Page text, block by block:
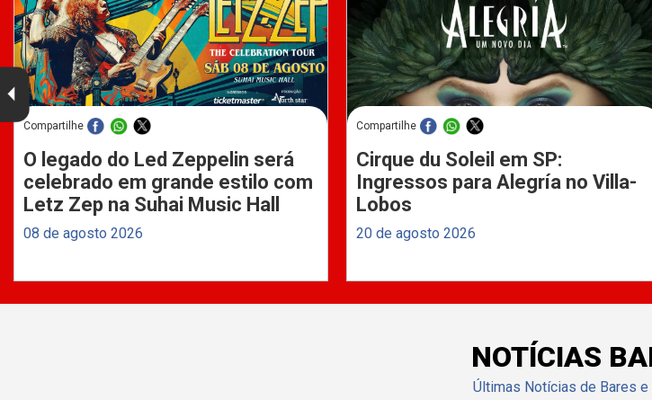
Compartilhe
O legado do Led Zeppelin será
celebrado em grande estilo com
Letz Zep na Suhai Music Hall
08 de agosto 2026
Compartilhe
Cirque du Soleil em SP:
Ingressos para Alegría no Villa-
Lobos
20 de agosto 2026
NOTÍCIAS
Últimas Notícias de Bares e